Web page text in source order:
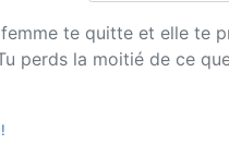
te quitte et elle te
perds la moitié de ce